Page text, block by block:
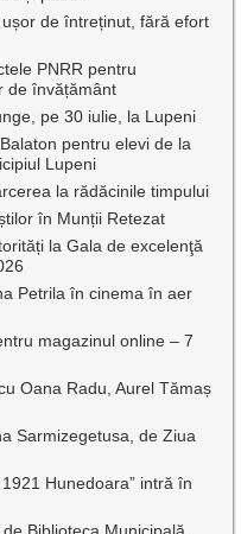
de întreținut, fără efort
PNRR pentru
de învățământ
pe 30 iulie, la Lupeni
pentru elevi de la
Lupeni
la rădăcinile timpului
în Munții Retezat
la Gala de excelenţă
Petrila în cinema în aer
magazinul online – 7
Oana Radu, Aurel Tămaș
Sarmizegetusa, de Ziua
Hunedoara” intră în